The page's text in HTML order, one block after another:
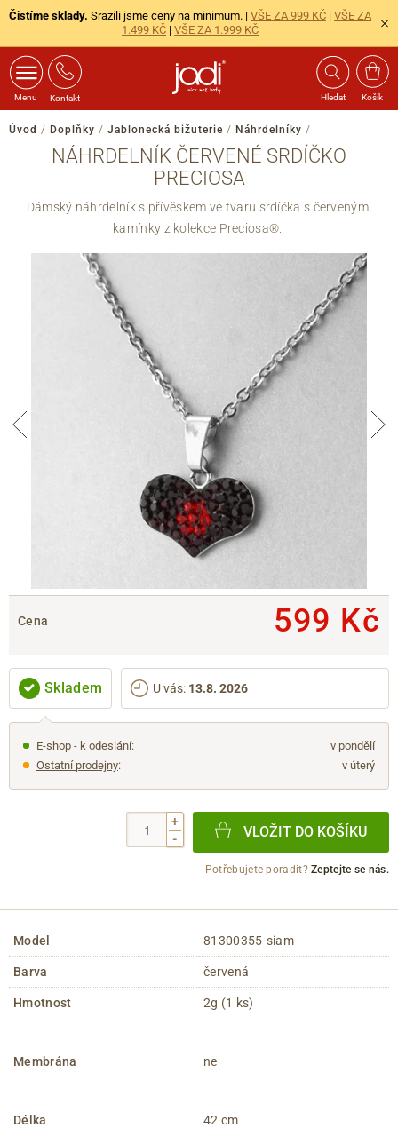
Čistíme sklady. Srazili jsme ceny na minimum. | VŠE ZA 999 KČ | VŠE ZA
1.499 KČ | VŠE ZA 1.999 KČ
Menu Kontakt Hledat Košík
Úvod / Doplňky / Jablonecká bižuterie / Náhrdelníky /
NÁHRDELNÍK ČERVENÉ SRDÍČKO
PRECIOSA
Dámský náhrdelník s přívěskem ve tvaru srdíčka s červenými
kamínky z kolekce Preciosa®.
Cena 599 Kč
Skladem U vás: 13.8. 2026
E-shop - k odeslání:
v pondělí
Ostatní prodejny: v úterý
+
-
VLOŽIT DO KOŠÍKU
Potřebujete poradit?Zeptejte se nás.
Model 81300355-siam
Barva červená
Hmotnost 2g (1 ks)
Membrána ne
Délka 42 cm